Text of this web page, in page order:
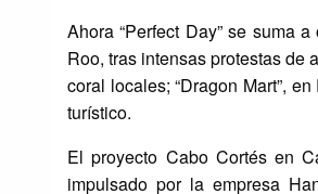
Ahora “Perfect Day” se suma
Roo, tras intensas protestas de
coral locales; “Dragon Mart”,
turístico.
El proyecto Cabo Cortés en
impulsado por la empresa